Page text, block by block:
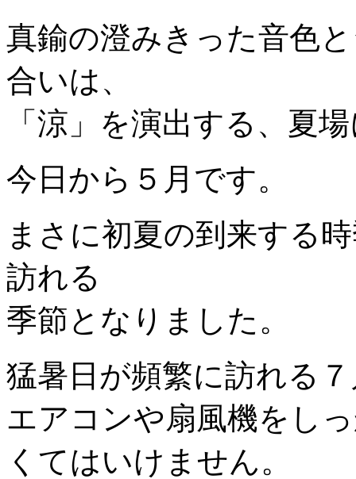
真鍮の澄みきった音色
合いは、
「涼」を演出する、夏
今日から５月です。
まさに初夏の到来する
訪れる
季節となりました。
猛暑日が頻繁に訪れる
エアコンや扇風機をし
くてはいけません。